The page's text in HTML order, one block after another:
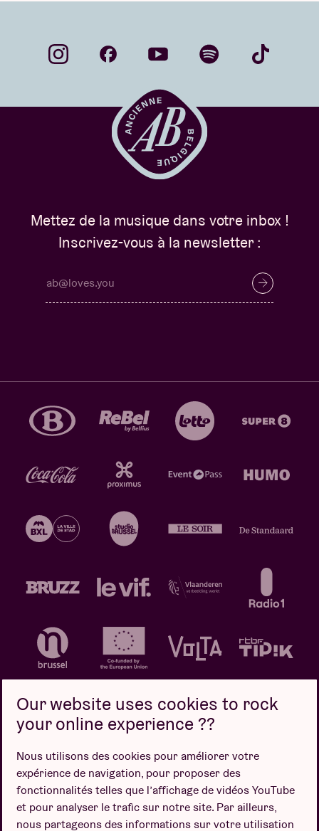
Mettez de la musique dans votre inbox !
Inscrivez-vous à la newsletter :
Politique de confidentialité
Politique de cookies
Conditions de vente
Design par
Our website uses cookies to rock
your online experience ??
Nous utilisons des cookies pour améliorer votre
expérience de navigation, pour proposer des
fonctionnalités telles que l’affichage de vidéos YouTube
et pour analyser le trafic sur notre site. Par ailleurs,
nous partageons des informations sur votre utilisation